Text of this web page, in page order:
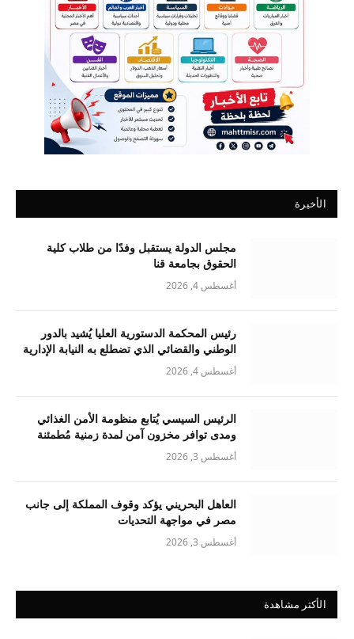
الأخيرة
مجلس الدولة يستقبل وفدًا من طلاب كلية
الحقوق بجامعة قنا
أغسطس 4, 2026
رئيس المحكمة الدستورية العليا يُشيد بالدور
الوطني والقضائي الذي تضطلع به النيابة الإدارية
أغسطس 4, 2026
الرئيس السيسي يُتابع منظومة الأمن الغذائي
ومدى توافر مخزون آمن لمدة زمنية مُطمئنة
أغسطس 3, 2026
العاهل البحريني يؤكد وقوف المملكة إلى جانب
مصر في مواجهة التحديات
أغسطس 3, 2026
الأكثر مشاهدة